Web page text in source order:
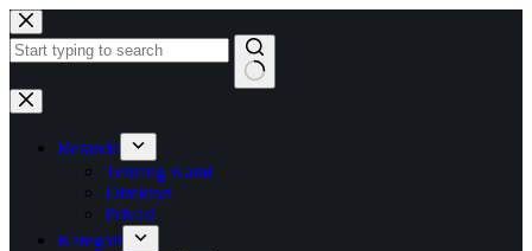
Skip
to
content
No
results
Beranda
Tentang Kami
Direktori
Privasi
Kategori